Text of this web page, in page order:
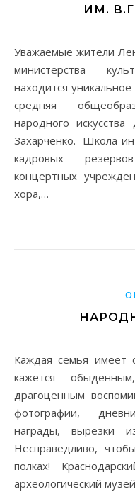
ИМ.
Уважаемые жители Ленинградского района! В ведении
министерства
находится
средняя
народного
Захарченко. Школа-
кадровых
концертных
хора,…
Каждая семья имеет свою историю. То, что сегодня
кажется
драгоценным
фотографии,
награды, вырезки
Несправедливо,
полках!
археологический